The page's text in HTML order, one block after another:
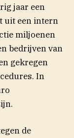
jaar een
uit een intern
miljoenen
bedrijven van
gekregen
In
de